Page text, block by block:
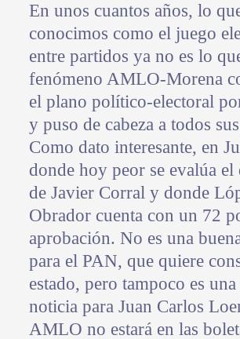
En unos cuantos años, lo
conocimos como el juego
entre partidos ya no es lo
fenómeno AMLO-Morena
el plano político-electoral
y puso de cabeza a todos
Como dato interesante, en
donde hoy peor se evalúa el
de Javier Corral y donde
Obrador cuenta con un 72
aprobación. No es una
para el PAN, que quiere
estado, pero tampoco es
noticia para Juan Carlos
AMLO no estará en las